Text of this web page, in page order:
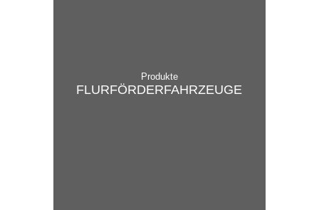
Produkte
FLUR­FÖRD­ER­FAHR­ZE­U­GE